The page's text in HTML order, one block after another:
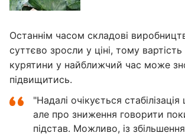
Останнім часом складові
суттєво зросли у ціні, тому вартість
курятини у найближчий час може
підвищитись.
"Надалі очікується стабілізація
але про зниження говорити
підстав. Можливо, із